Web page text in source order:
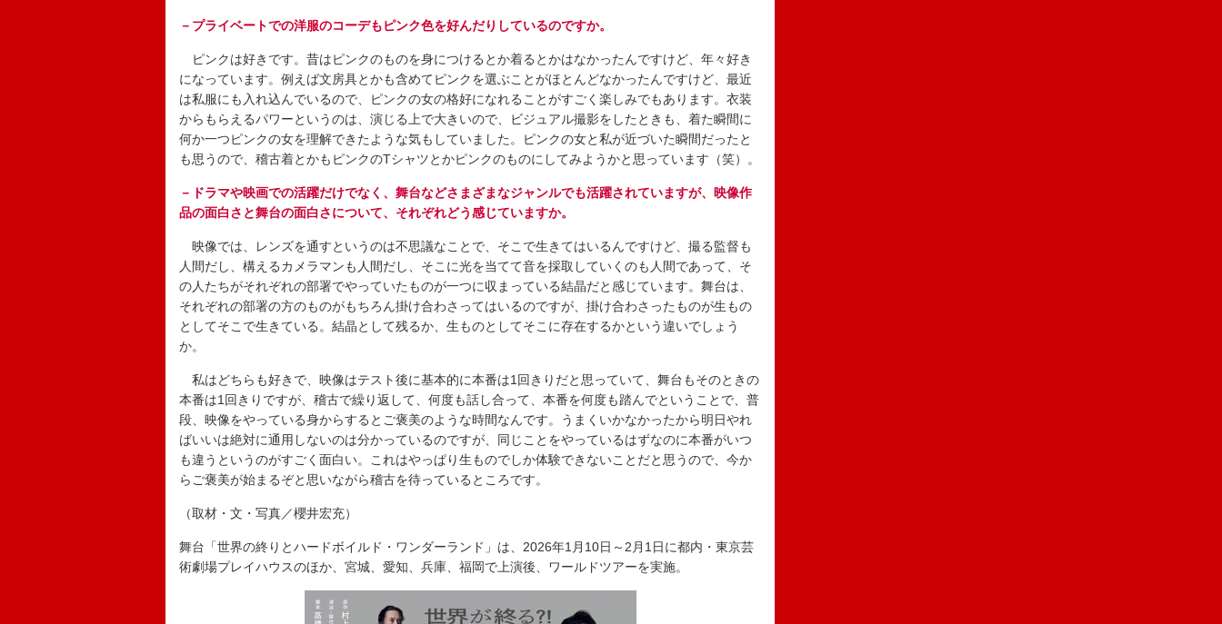
－プライベートでの洋服のコーデもピンク色を好んだりしているのですか。
ピンクは好きです。昔はピンクのものを身につけるとか着るとかはなかったんですけど、年々好き
になっています。例えば文房具とかも含めてピンクを選ぶことがほとんどなかったんですけど、最近
は私服にも入れ込んでいるので、ピンクの女の格好になれることがすごく楽しみでもあります。衣装
からもらえるパワーというのは、演じる上で大きいので、ビジュアル撮影をしたときも、着た瞬間に
何か一つピンクの女を理解できたような気もしていました。ピンクの女と私が近づいた瞬間だったと
も思うので、稽古着とかもピンクのTシャツとかピンクのものにしてみようかと思っています（笑）。
－ドラマや映画での活躍だけでなく、舞台などさまざまなジャンルでも活躍されていますが、映像作
品の面白さと舞台の面白さについて、それぞれどう感じていますか。
映像では、レンズを通すというのは不思議なことで、そこで生きてはいるんですけど、撮る監督も
人間だし、構えるカメラマンも人間だし、そこに光を当てて音を採取していくのも人間であって、そ
の人たちがそれぞれの部署でやっていたものが一つに収まっている結晶だと感じています。舞台は、
それぞれの部署の方のものがもちろん掛け合わさってはいるのですが、掛け合わさったものが生もの
としてそこで生きている。結晶として残るか、生ものとしてそこに存在するかという違いでしょう
か。
私はどちらも好きで、映像はテスト後に基本的に本番は1回きりだと思っていて、舞台もそのときの
本番は1回きりですが、稽古で繰り返して、何度も話し合って、本番を何度も踏んでということで、普
段、映像をやっている身からするとご褒美のような時間なんです。うまくいかなかったから明日やれ
ばいいは絶対に通用しないのは分かっているのですが、同じことをやっているはずなのに本番がいつ
も違うというのがすごく面白い。これはやっぱり生ものでしか体験できないことだと思うので、今か
らご褒美が始まるぞと思いながら稽古を待っているところです。
（取材・文・写真／櫻井宏充）
舞台「世界の終りとハードボイルド・ワンダーランド」は、2026年1月10日～2月1日に都内・東京芸
術劇場プレイハウスのほか、宮城、愛知、兵庫、福岡で上演後、ワールドツアーを実施。